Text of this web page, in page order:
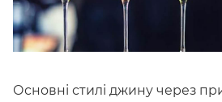
Основні стилі джину через